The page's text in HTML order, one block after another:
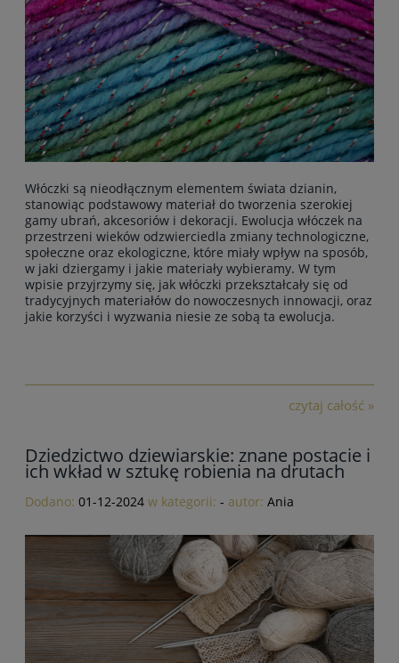
Włóczki są nieodłącznym elementem świata dzianin,
stanowiąc podstawowy materiał do tworzenia szerokiej
gamy ubrań, akcesoriów i dekoracji. Ewolucja włóczek na
przestrzeni wieków odzwierciedla zmiany technologiczne,
społeczne oraz ekologiczne, które miały wpływ na sposób,
w jaki dziergamy i jakie materiały wybieramy. W tym
wpisie przyjrzymy się, jak włóczki przekształcały się od
tradycyjnych materiałów do nowoczesnych innowacji, oraz
jakie korzyści i wyzwania niesie ze sobą ta ewolucja.
czytaj całość »
Dziedzictwo dziewiarskie: znane postacie i
ich wkład w sztukę robienia na drutach
Dodano: 01-12-2024 w kategorii: - autor: Ania